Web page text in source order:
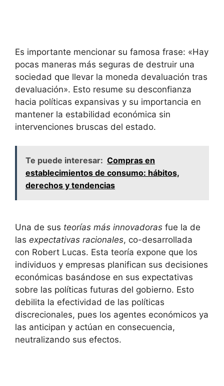
Es importante mencionar su famosa frase: «Hay
pocas maneras más seguras de destruir una
sociedad que llevar la moneda devaluación tras
devaluación». Esto resume su desconfianza
hacia políticas expansivas y su importancia en
mantener la estabilidad económica sin
intervenciones bruscas del estado.
Te puede interesar: Compras en
establecimientos de consumo: hábitos,
derechos y tendencias
Una de sus teorías más innovadoras fue la de
las expectativas racionales, co-desarrollada
con Robert Lucas. Esta teoría expone que los
individuos y empresas planifican sus decisiones
económicas basándose en sus expectativas
sobre las políticas futuras del gobierno. Esto
debilita la efectividad de las políticas
discrecionales, pues los agentes económicos ya
las anticipan y actúan en consecuencia,
neutralizando sus efectos.